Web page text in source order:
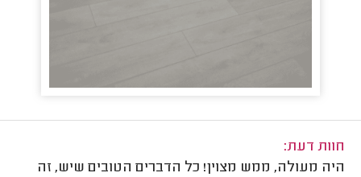
חוות דעת:
היה מעולה, ממש מצוין! כל הדברים הטובים שיש, זה